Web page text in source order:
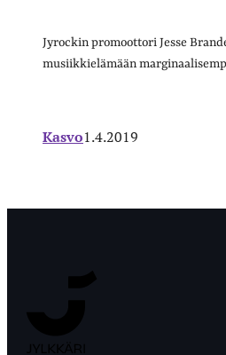
Jyrockin promoottori Jesse
musiikkielämään
Kasvo1.4.2019